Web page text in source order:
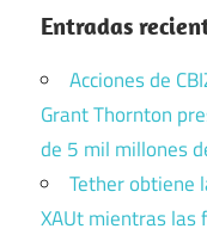
Entradas
Acciones de
Grant Thornton
de 5 mil millones
Tether obtiene
XAUt mientras las